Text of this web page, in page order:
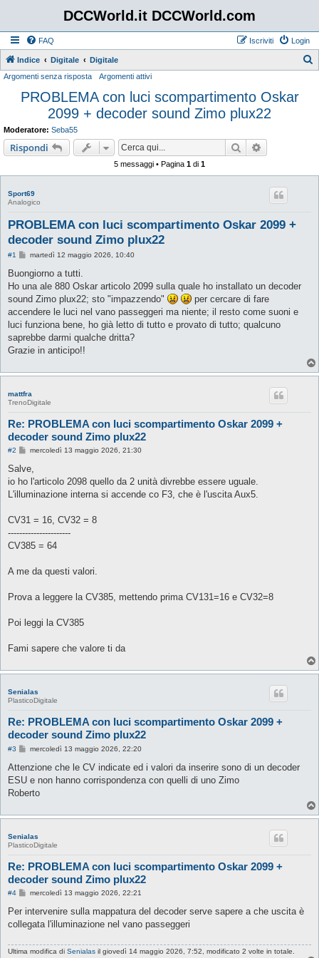
DCCWorld.it DCCWorld.com
FAQ Login
Iscriviti
Indice Digitale Digitale
Argomenti senza risposta Argomenti attivi
PROBLEMA con luci scompartimento Oskar
2099 + decoder sound Zimo plux22
Moderatore: Seba55
Rispondi Cerca
5 messaggi • Pagina 1 di 1
Sport69
Analogico
PROBLEMA con luci scompartimento Oskar 2099 +
decoder sound Zimo plux22
#1
M
s
s
a
g
i
o
martedì 12 maggio 2026, 10:40
Buongiorno a tutti.
Ho una ale 880 Oskar articolo 2099 sulla quale ho installato un decoder
sound Zimo plux22; sto "impazzendo"
per cercare di fare
accendere le luci nel vano passeggeri ma niente; il resto come suoni e
luci funziona bene, ho già letto di tutto e provato di tutto; qualcuno
saprebbe darmi qualche dritta?
Grazie in anticipo!!
mattfra
TrenoDigitale
Re: PROBLEMA con luci scompartimento Oskar 2099 +
decoder sound Zimo plux22
#2
M
s
a
g
o
mercoledì 13 maggio 2026, 21:30
Salve,
io ho l'articolo 2098 quello da 2 unità divrebbe essere uguale.
L'illuminazione interna si accende co F3, che è l'uscita Aux5.
CV31 = 16, CV32 = 8
----------------------
CV385 = 64
A me da questi valori.
Prova a leggere la CV385, mettendo prima CV131=16 e CV32=8
Poi leggi la CV385
Fami sapere che valore ti da
Senialas
PlasticoDigitale
Re: PROBLEMA con luci scompartimento Oskar 2099 +
decoder sound Zimo plux22
#3
M
s
a
g
o
mercoledì 13 maggio 2026, 22:20
Attenzione che le CV indicate ed i valori da inserire sono di un decoder
ESU e non hanno corrispondenza con quelli di uno Zimo
Roberto
Senialas
PlasticoDigitale
Re: PROBLEMA con luci scompartimento Oskar 2099 +
decoder sound Zimo plux22
#4
M
s
a
g
i
mercoledì 13 maggio 2026, 22:21
Per intervenire sulla mappatura del decoder serve sapere a che uscita è
collegata l'illuminazione nel vano passeggeri
Ultima modifica di Senialas il giovedì 14 maggio 2026, 7:52, modificato 2 volte in totale.